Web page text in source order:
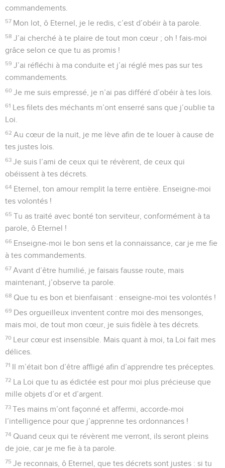
commandements.
57 Mon lot, ô Eternel, je le redis, c’est d’obéir à ta parole.
58 J’ai cherché à te plaire de tout mon cœur ; oh ! fais-moi
grâce selon ce que tu as promis !
59 J’ai réfléchi à ma conduite et j’ai réglé mes pas sur tes
commandements.
60 Je me suis empressé, je n’ai pas différé d’obéir à tes lois.
61 Les filets des méchants m’ont enserré sans que j’oublie ta
Loi.
62 Au cœur de la nuit, je me lève afin de te louer à cause de
tes justes lois.
63 Je suis l’ami de ceux qui te révèrent, de ceux qui
obéissent à tes décrets.
64 Eternel, ton amour remplit la terre entière. Enseigne-moi
tes volontés !
65 Tu as traité avec bonté ton serviteur, conformément à ta
parole, ô Eternel !
66 Enseigne-moi le bon sens et la connaissance, car je me fie
à tes commandements.
67 Avant d’être humilié, je faisais fausse route, mais
maintenant, j’observe ta parole.
68 Que tu es bon et bienfaisant : enseigne-moi tes volontés !
69 Des orgueilleux inventent contre moi des mensonges,
mais moi, de tout mon cœur, je suis fidèle à tes décrets.
70 Leur cœur est insensible. Mais quant à moi, ta Loi fait mes
délices.
71 Il m’était bon d’être affligé afin d’apprendre tes préceptes.
72 La Loi que tu as édictée est pour moi plus précieuse que
mille objets d’or et d’argent.
73 Tes mains m’ont façonné et affermi, accorde-moi
l’intelligence pour que j’apprenne tes ordonnances !
74 Quand ceux qui te révèrent me verront, ils seront pleins
de joie, car je me fie à ta parole.
75 Je reconnais, ô Eternel, que tes décrets sont justes : si tu